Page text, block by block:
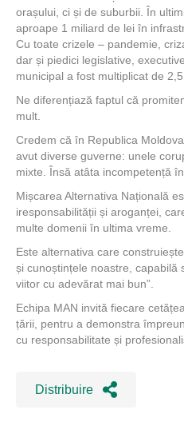
orașului, ci și de suburbii. În
aproape 1 miliard de lei în
Cu toate crizele – pandemie,
dar și piedici legislative,
municipal a fost multiplicat de
Ne diferențiază faptul că
mult.
Credem că în Republica
avut diverse guverne: unele
mixte. Însă atâta incompetență
Mișcarea Alternativa Națională
iresponsabilității și aroganței,
multe domenii în ultima vreme.
Este alternativa care
și cunoștințele noastre, capabilă
viitor cu adevărat mai bun”.
Echipa MAN invită fiecare
țării, pentru a demonstra
cu responsabilitate și
Distribuire